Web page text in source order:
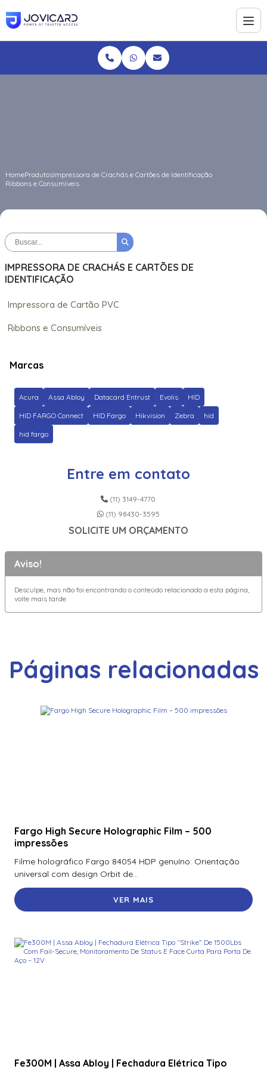
HomeProdutosImpressora de Crachás e Cartões de Identificação
Ribbons e Consumíveis
IMPRESSORA DE CRACHÁS E CARTÕES DE
IDENTIFICAÇÃO
Impressora de Cartão PVC
Ribbons e Consumíveis
Marcas
Acura Assa Abloy Datacard Entrust Evolis HID
HID FARGO Connect HID Fargo Hikvision Zebra hid
hid fargo
Entre em contato
(11) 3149-4770
(11) 98430-3595
SOLICITE UM ORÇAMENTO
Aviso!
Desculpe, mas não foi encontrando o conteúdo relacionado a esta página,
volte mais tarde
Páginas relacionadas
Fargo High Secure Holographic Film – 500
impressões
Filme holográfico Fargo 84054 HDP genuíno: Orientação
universal com design Orbit de...
VER MAIS
Fe300M | Assa Abloy | Fechadura Elétrica Tipo